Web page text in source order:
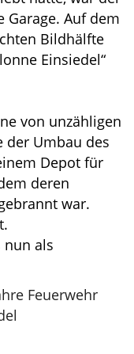
Garage. Auf dem
Bildhälfte
Einsiedel“
von unzähligen
der Umbau des
Depot für
deren
war.
nun als